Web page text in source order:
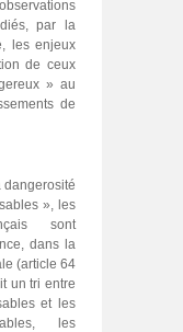
par la
les enjeux
de ceux
» au
de
dangerosité
», les
sont
dans la
(article 64
un tri entre
et les
les